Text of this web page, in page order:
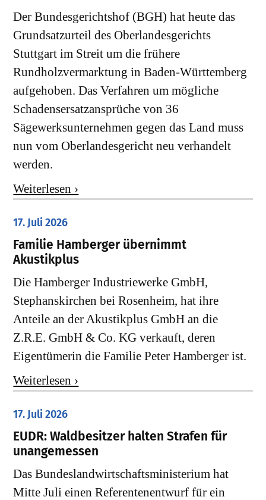
Der Bundesgerichtshof (BGH) hat heute das
Grundsatzurteil des Oberlandesgerichts
Stuttgart im Streit um die frühere
Rundholzvermarktung in Baden-Württemberg
aufgehoben. Das Verfahren um mögliche
Schadensersatzansprüche von 36
Sägewerksunternehmen gegen das Land muss
nun vom Oberlandesgericht neu verhandelt
werden.
Weiterlesen ›
17. Juli 2026
Familie Hamberger übernimmt
Akustikplus
Die Hamberger Industriewerke GmbH,
Stephanskirchen bei Rosenheim, hat ihre
Anteile an der Akustikplus GmbH an die
Z.R.E. GmbH & Co. KG verkauft, deren
Eigentümerin die Familie Peter Hamberger ist.
Weiterlesen ›
17. Juli 2026
EUDR: Waldbesitzer halten Strafen für
unangemessen
Das Bundeslandwirtschaftsministerium hat
Mitte Juli einen Referentenentwurf für ein